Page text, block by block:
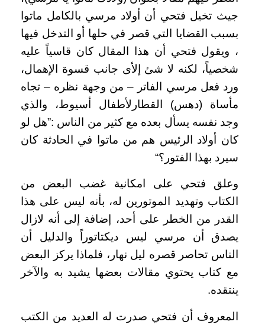
جيث تخيل فتحي أن أولاد مرسي بالكامل ماتوا
بسبب القضايا التي قصر في حلها أو التدخل فيها
، ويقول فتحي أن هذا المقال كان قاسياً عليه
شخصياً، لكنه لا شئ إلأى جانب قسوة الإهمال،
ورد فعل مرسي الفاتر – من وجهة نظره – تجاه
مأساة (دهس) القطار لأطفال أسيوط، والذي
وجد نفسه يسأل بعده مع كثير من الناس :”هل لو
كان أولاد الرئيس هم من ماتوا في الحادثة كان
سيرد بهذا الفتور؟“
وعلق فتحي على امكانية غضب البعض من
الكتاب وتهديد الموتورين له، بأنه ليس على هذا
القدر من الخطر على أحد، إضافة إلى أنه لازال
يصدق أن مرسي ليس ديكتاتوراً والدليل أن
الناس تحاصر قصره ليل نهار، فلماذا يركز البعض
مع كتاب يحتوي مقالات بعضها يشيد به والآخر
ينتقده.
المعروف أن فتحي صدرت له العديد من الكتب